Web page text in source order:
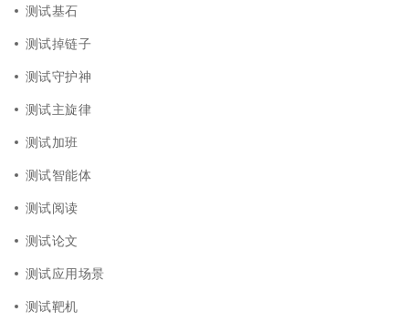
测试基石
测试掉链子
测试守护神
测试主旋律
测试加班
测试智能体
测试阅读
测试论文
测试应用场景
测试靶机